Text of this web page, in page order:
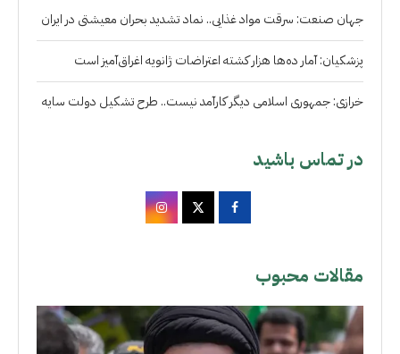
جهان صنعت: سرقت مواد غذایی.. نماد تشدید بحران معیشتی در ایران
پزشکیان: آمار ده‌ها هزار کشته اعتراضات ژانویه اغراق‌آمیز است
خرازی: جمهوری اسلامی دیگر کارآمد نیست.. طرح تشکیل دولت سایه
در تماس باشید
مقالات محبوب